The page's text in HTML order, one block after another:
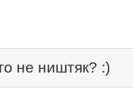
не ништяк? :)